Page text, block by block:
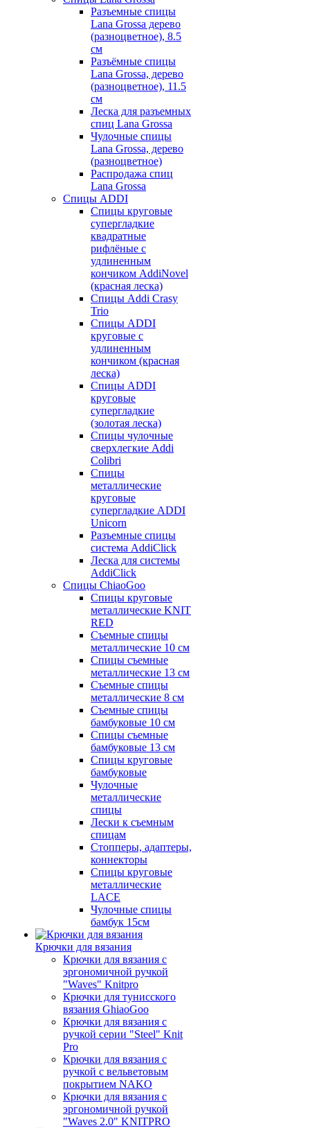
Разъемные спицы
Lana Grossa дерево
(разноцветное), 8.5
см
Разъёмные спицы
Lana Grossa, дерево
(разноцветное), 11.5
см
Леска для разъемных
спиц Lana Grossa
Чулочные спицы
Lana Grossa, дерево
(разноцветное)
Распродажа спиц
Lana Grossa
Спицы ADDI
Спицы круговые
супергладкие
квадратные
рифлёные с
удлиненным
кончиком AddiNovel
(красная леска)
Спицы Addi Crasy
Trio
Спицы ADDI
круговые с
удлиненным
кончиком (красная
леска)
Спицы ADDI
круговые
супергладкие
(золотая леска)
Спицы чулочные
сверхлегкие Addi
Colibri
Спицы
металлические
круговые
супергладкие ADDI
Unicorn
Разъемные спицы
система AddiClick
Леска для системы
AddiClick
Спицы ChiaoGoo
Спицы круговые
металлические KNIT
RED
Съемные спицы
металлические 10 см
Спицы съемные
металлические 13 см
Съемные спицы
металлические 8 см
Съемные спицы
бамбуковые 10 см
Спицы съемные
бамбуковые 13 см
Спицы круговые
бамбуковые
Чулочные
металлические
спицы
Лески к съемным
спицам
Стопперы, адаптеры,
коннекторы
Спицы круговые
металлические
LACE
Чулочные спицы
бамбук 15см
Крючки для вязания
Крючки для вязания с
эргономичной ручкой
"Waves" Knitpro
Крючки для тунисского
вязания GhiaoGoo
Крючки для вязания с
ручкой серии "Steel" Knit
Pro
Крючки для вязания с
ручкой с вельветовым
покрытием NAKO
Крючки для вязания с
эргономичной ручкой
"Waves 2.0" KNITPRO